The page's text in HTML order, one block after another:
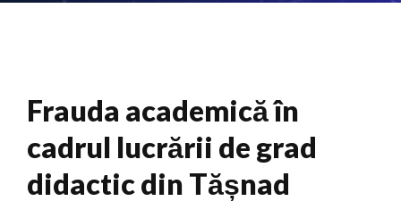
Frauda academică în
cadrul lucrării de grad
didactic din Tășnad